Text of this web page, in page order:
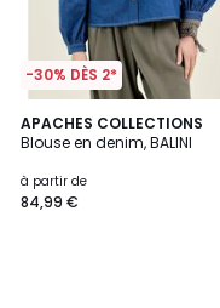
-30% DÈS 2*
APACHES COLLECTIONS
Blouse en denim, BALINI
à partir de
84,99 €